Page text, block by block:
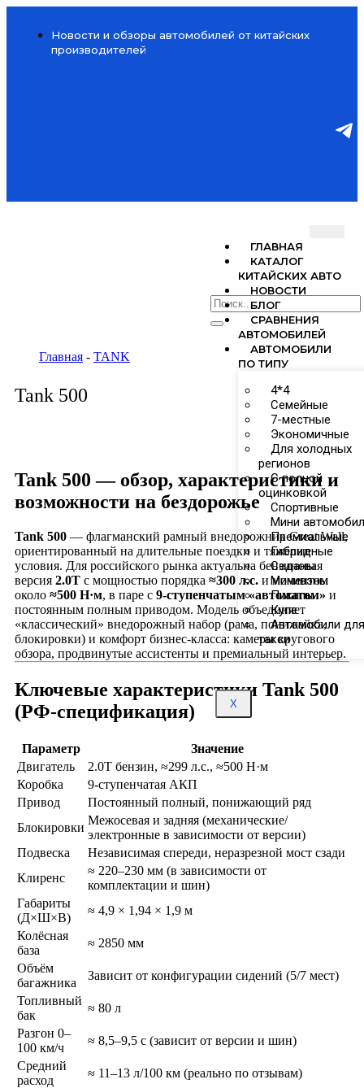
Новости и обзоры автомобилей от китайских
производителей
ГЛАВНАЯ
КАТАЛОГ
КИТАЙСКИХ АВТО
НОВОСТИ
БЛОГ
СРАВНЕНИЯ
АВТОМОБИЛЕЙ
АВТОМОБИЛИ
ПО ТИПУ
4*4
Семейные
7-местные
Экономичные
Для холодных
регионов
С полной
оцинковкой
Спортивные
Мини
Премиальные
Гибридные
Седаны
Минивэны
Пикапы
Купе
Автомобили
такси
X
Главная - TANK
Tank 500
Tank 500 — обзор, характеристики и
возможности на бездорожье
Tank 500 — флагманский рамный внедорожник Great Wall,
ориентированный на длительные поездки и тяжёлые
условия. Для российского рынка актуальна бензиновая
версия 2.0T с мощностью порядка ≈300 л.с. и моментом
около ≈500 Н·м, в паре с 9-ступенчатым «автоматом» и
постоянным полным приводом. Модель объединяет
«классический» внедорожный набор (рама, понижайка,
блокировки) и комфорт бизнес-класса: камеры кругового
обзора, продвинутые ассистенты и премиальный интерьер.
Ключевые характеристики Tank 500
(РФ-спецификация)
Параметр
Значение
Двигатель
2.0T бензин, ≈299 л.с., ≈500 Н·м
Коробка
9-ступенчатая АКП
Привод
Постоянный полный, понижающий ряд
Блокировки
Межосевая и задняя (механические/
электронные в зависимости от версии)
Подвеска
Независимая спереди, неразрезной мост сзади
Клиренс
≈ 220–230 мм (в зависимости от
комплектации и шин)
Габариты
(Д×Ш×В)
≈ 4,9 × 1,94 × 1,9 м
Колёсная
база
≈ 2850 мм
Объём
багажника
Зависит от конфигурации сидений (5/7 мест)
Топливный
бак
≈ 80 л
Разгон 0–
100 км/ч
≈ 8,5–9,5 с (зависит от версии и шин)
Средний
расход
≈ 11–13 л/100 км (реально по отзывам)